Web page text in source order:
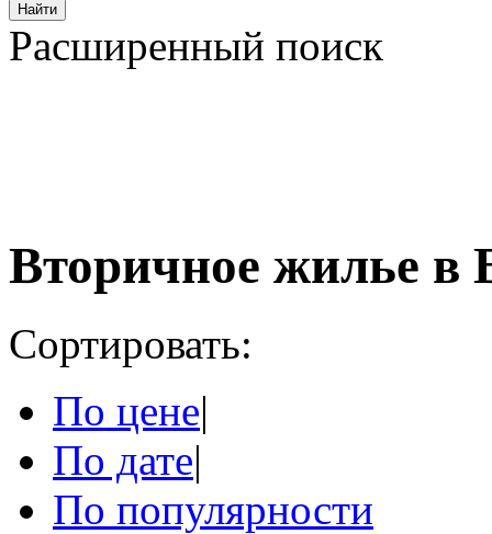
Найти
Расширенный поиск
Вторичное жилье в
Сортировать:
По цене|
По дате|
По популярности